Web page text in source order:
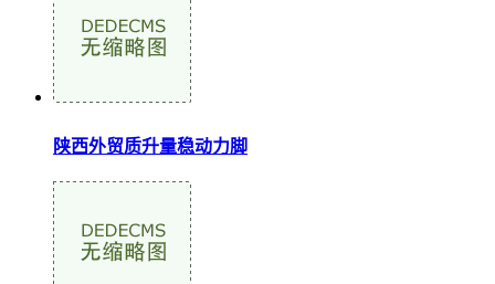
陕西外贸质升量稳动力脚